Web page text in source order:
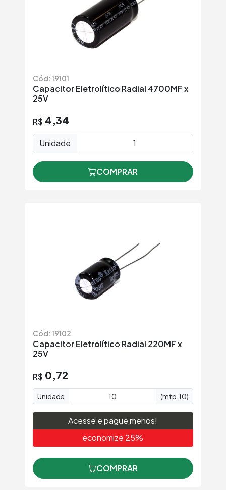
Cód: 19101
Capacitor Eletrolítico Radial 4700MF x
25V
R$ 4,34
Unidade
COMPRAR
Cód: 19102
Capacitor Eletrolítico Radial 220MF x
25V
R$ 0,72
Unidade (mtp.10)
Acesse e pague menos!
economize 25%
COMPRAR